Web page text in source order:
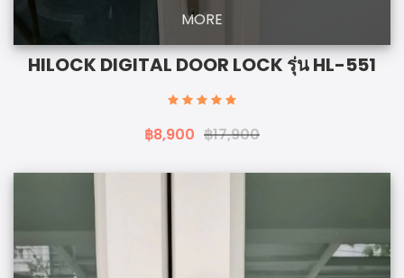
MORE
HILOCK DIGITAL DOOR LOCK รุ่น HL-551
฿8,900 ฿17,900